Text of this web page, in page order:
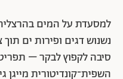
למסעדת על המים
נשנוש דגים ופירות ים
סיבה לקפוץ לבקר –